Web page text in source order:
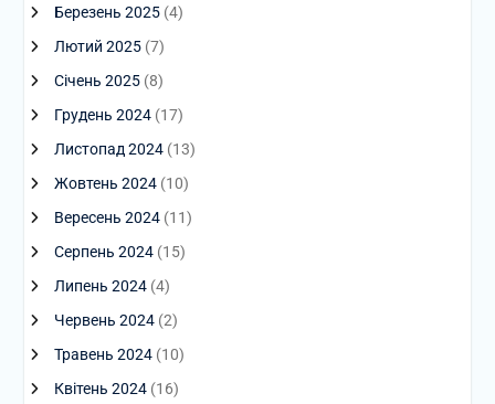
Березень 2025(4)
Лютий 2025(7)
Січень 2025(8)
Грудень 2024(17)
Листопад 2024(13)
Жовтень 2024(10)
Вересень 2024(11)
Серпень 2024(15)
Липень 2024(4)
Червень 2024(2)
Травень 2024(10)
Квітень 2024(16)